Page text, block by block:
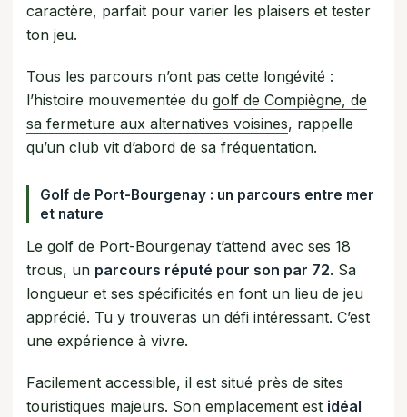
caractère, parfait pour varier les plaisers et tester
ton jeu.
Tous les parcours n’ont pas cette longévité :
l’histoire mouvementée du golf de Compiègne, de
sa fermeture aux alternatives voisines, rappelle
qu’un club vit d’abord de sa fréquentation.
Golf de Port-Bourgenay : un parcours entre mer
et nature
Le golf de Port-Bourgenay t’attend avec ses 18
trous, un parcours réputé pour son par 72. Sa
longueur et ses spécificités en font un lieu de jeu
apprécié. Tu y trouveras un défi intéressant. C’est
une expérience à vivre.
Facilement accessible, il est situé près de sites
touristiques majeurs. Son emplacement est idéal